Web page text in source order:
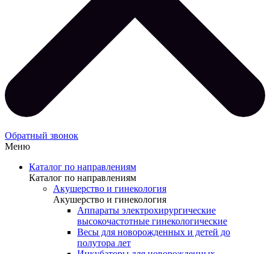
Обратный звонок
Меню
Каталог по направлениям
Каталог по направлениям
Акушерство и гинекология
Акушерство и гинекология
Аппараты электрохирургические
высокочастотные гинекологические
Весы для новорожденных и детей до
полутора лет